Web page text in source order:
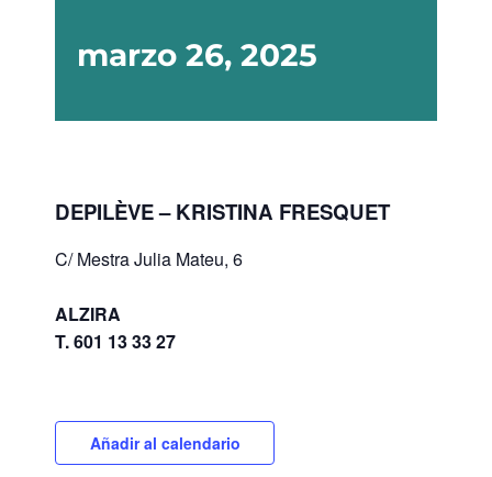
marzo 26, 2025
DEPILÈVE – KRISTINA FRESQUET
C/ Mestra Julia Mateu, 6
ALZIRA
T. 601 13 33 27
Añadir al calendario